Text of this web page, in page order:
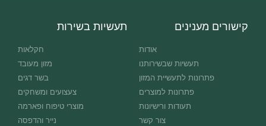
קישורים מענינים
אודות
תעשיות שבשירותנו
פתרונות לתעשיית המזון
פתרונות למוצרים
תעודות ורישיונות
צור קשר
תעשיות בשירות
חקלאות
מזון מעובד
בשר דגים
צעצועים ומשחקים
מוצרי טיפוח ופארמה
נייר והדפסה